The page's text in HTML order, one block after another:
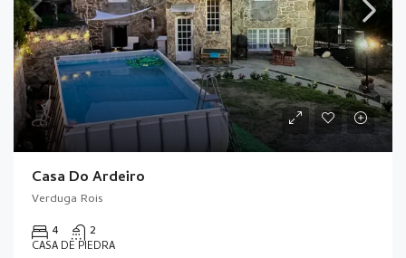
Casa Do Ardeiro
Verduga Rois
4 2
CASA DE PIEDRA